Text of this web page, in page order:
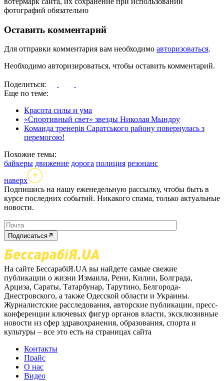
фотографий обязательно
Оставить комментарий
Для отправки комментария вам необходимо авторизоваться.
Необходимо авторизироваться, чтобы оставить комментарий.
Поделиться:
Еще по теме:
Красота силы и ума
«Спортивный свет» звезды Николая Мындру
Команда тренерів Саратського району повернулась з
перемогою!
Похожие темы:
байкеры движение дорога полиция резонанс
наверх
Подпишись на нашу еженедельную рассылку, чтобы быть в
курсе последних событий. Никакого спама, только актуальные
новости.
Подписаться
На сайте БессарабіЯ.UA вы найдете самые свежие
публикации о жизни Измаила, Рени, Килии, Болграда,
Арциза, Сараты, Татарбунар, Тарутино, Белгорода-
Днестровского, а также Одесской области и Украины.
Журналистские расследования, авторские публикации, пресс-
конференции ключевых фигур органов власти, эксклюзивные
новости из сфер здравохранения, образования, спорта и
культуры – все это есть на страницах сайта
Контакты
Прайс
О нас
Видео